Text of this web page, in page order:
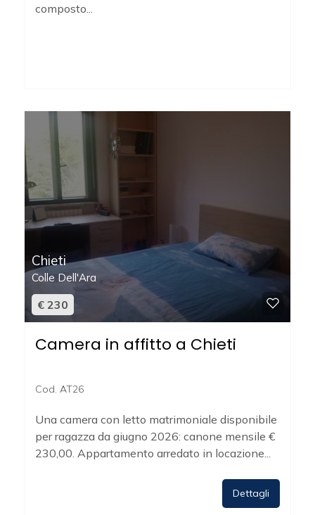
composto...
Chieti
Colle Dell'Ara
€ 230
Camera in affitto a Chieti
Cod. AT26
Una camera con letto matrimoniale disponibile
per ragazza da giugno 2026: canone mensile €
230,00. Appartamento arredato in locazione...
Dettagli
2
3
4
5+
Bagni
minimi
Qualsiasi